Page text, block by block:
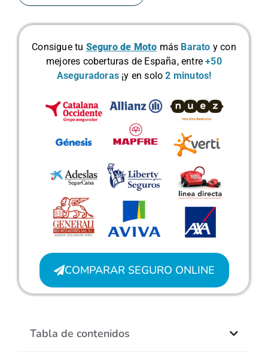
Consigue tu Seguro de Moto más Barato y con
mejores coberturas de España, entre+50
Aseguradoras ¡y en solo2 minutos!
COMPARAR SEGURO ONLINE
Tabla de contenidos